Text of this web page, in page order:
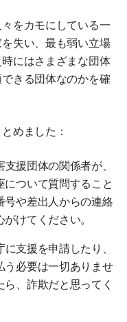
をカモにしている一
失い、最も弱い立場
にはさまざまな団体
きる団体なのかを確
めました：
援団体の関係者が、
ついて質問すること
号や差出人からの連絡
けてください。
支援を申請したり、
う必要は一切ありませ
、詐欺だと思ってく